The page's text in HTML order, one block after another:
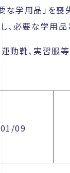
な学用品」を
、必要な学用品
運動靴、実習
09